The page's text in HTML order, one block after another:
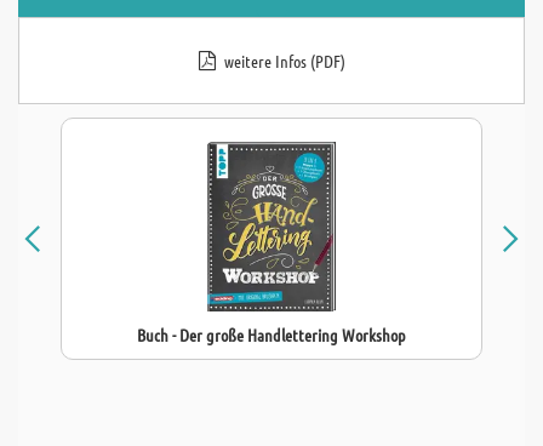
weitere Infos (PDF)
Buch - Der große Handlettering Workshop